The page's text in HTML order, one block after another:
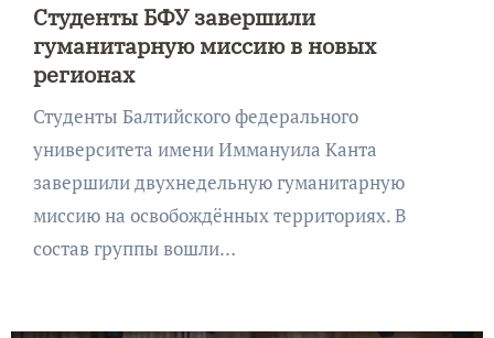
Студенты БФУ завершили
гуманитарную миссию в новых
регионах
Студенты Балтийского федерального
университета имени Иммануила Канта
завершили двухнедельную гуманитарную
миссию на освобождённых территориях. В
состав группы вошли…